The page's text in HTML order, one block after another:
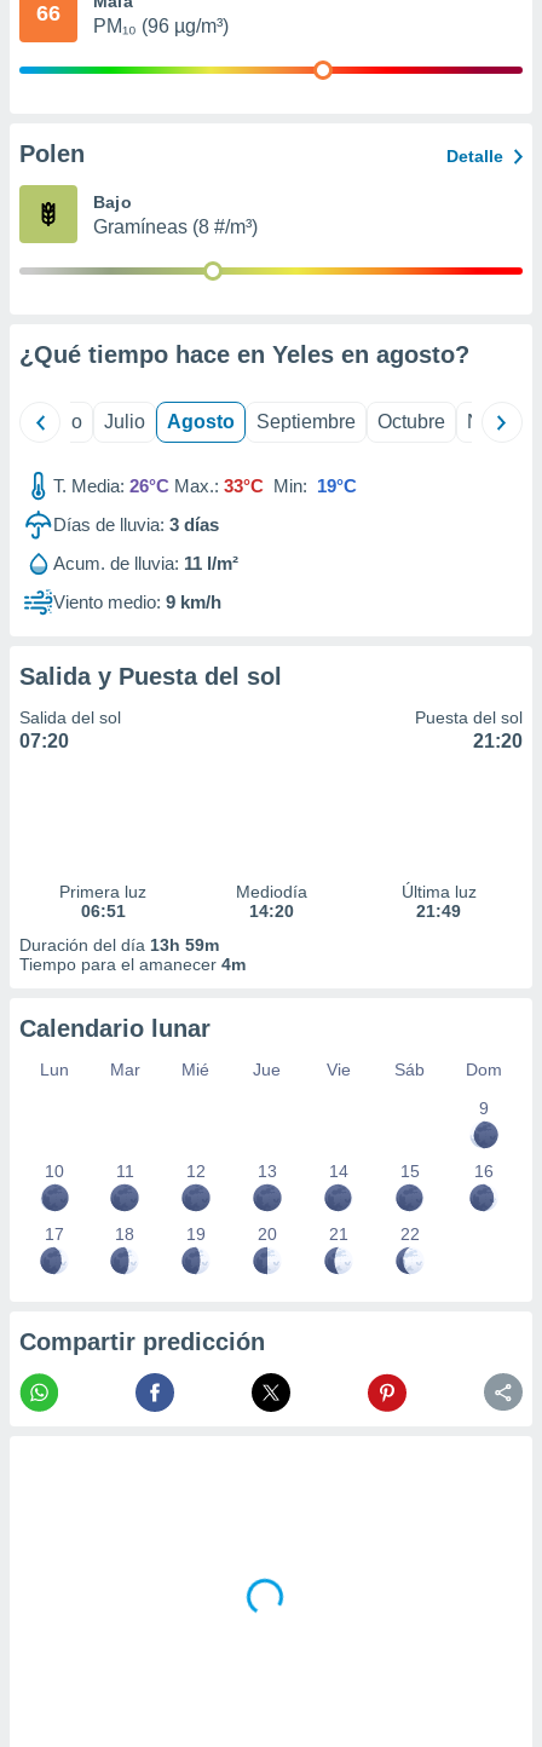
publicidad
de
1199
66
PM₁₀ (96 µg/m³)
Polen Detalle
Bajo
Gramíneas (8 #/m³)
¿Qué tiempo hace en Yeles en agosto?
Junio Julio Agosto Septiembre Octubre
T. Media: 26°C Max.: 33°C Min: 19°C
Días de lluvia: 3 días
Acum. de lluvia: 11 l/m²
Viento medio: 9 km/h
Salida y Puesta del sol
Salida del sol
07:20
Puesta del sol
21:20
Primera luz
06:51
Mediodía
14:20
Última luz
21:49
Duración del día 13h 59m
Tiempo para el amanecer 4m
Calendario lunar
Lun Mar Mié Jue Vie Sáb
Dom
9
10 11 12 13 14 15 16
17 18 19 20 21 22
Compartir predicción